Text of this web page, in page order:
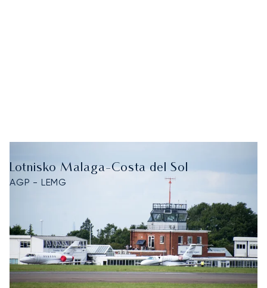
Lotnisko Malaga-Costa del Sol
AGP - LEMG